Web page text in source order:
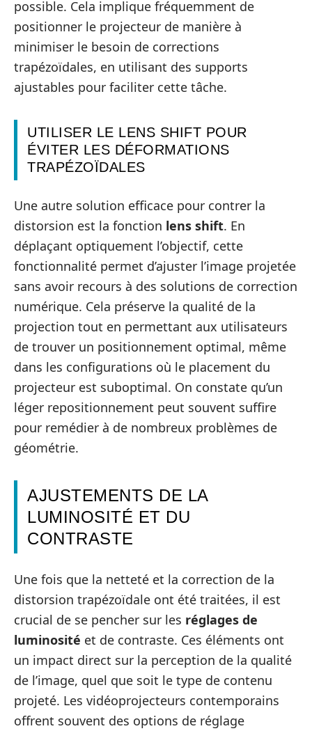
possible. Cela implique fréquemment de
positionner le projecteur de manière à
minimiser le besoin de corrections
trapézoïdales, en utilisant des supports
ajustables pour faciliter cette tâche.
UTILISER LE LENS SHIFT POUR
ÉVITER LES DÉFORMATIONS
TRAPÉZOÏDALES
Une autre solution efficace pour contrer la
distorsion est la fonction lens shift. En
déplaçant optiquement l’objectif, cette
fonctionnalité permet d’ajuster l’image projetée
sans avoir recours à des solutions de correction
numérique. Cela préserve la qualité de la
projection tout en permettant aux utilisateurs
de trouver un positionnement optimal, même
dans les configurations où le placement du
projecteur est suboptimal. On constate qu’un
léger repositionnement peut souvent suffire
pour remédier à de nombreux problèmes de
géométrie.
AJUSTEMENTS DE LA
LUMINOSITÉ ET DU
CONTRASTE
Une fois que la netteté et la correction de la
distorsion trapézoïdale ont été traitées, il est
crucial de se pencher sur les réglages de
luminosité et de contraste. Ces éléments ont
un impact direct sur la perception de la qualité
de l’image, quel que soit le type de contenu
projeté. Les vidéoprojecteurs contemporains
offrent souvent des options de réglage